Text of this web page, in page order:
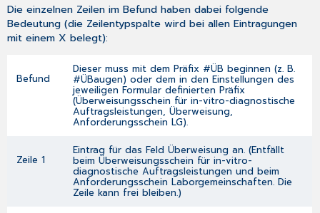
Die einzelnen Zeilen im Befund haben dabei folgende
Bedeutung (die Zeilentypspalte wird bei allen Eintragungen
mit einem X belegt):
Befund
Dieser muss mit dem Präfix #ÜB beginnen (z. B.
#ÜBaugen) oder dem in den Einstellungen des
jeweiligen Formular definierten Präfix
(Überweisungsschein für in-vitro-diagnostische
Auftragsleistungen,Überweisung,
Anforderungsschein LG).
Zeile 1
Eintrag für das Feld Überweisung an. (Entfällt
beimÜberweisungsschein für in-vitro-
diagnostische Auftragsleistungen und beim
Anforderungsschein Laborgemeinschaften. Die
Zeile kann frei bleiben.)